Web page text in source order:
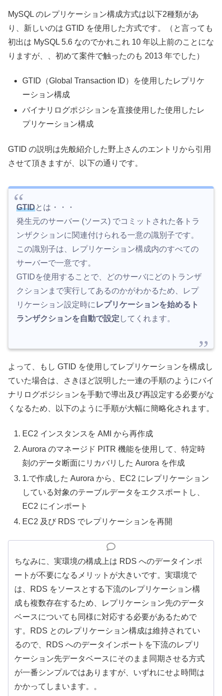
MySQL のレプリケーション構成方式は以下2種類があ
り、新しいのは GTID を使用した方式です。（と言っても
初出は MySQL 5.6 なのでかれこれ 10 年以上前のことにな
りますが、、初めて案件で触ったのも 2013 年でした）
GTID（Global Transaction ID）を使用したレプリケ
ーション構成
バイナリログポジションを直接使用した使用したレ
プリケーション構成
GTID の説明は先般紹介した野上さんのエントリから引用
させて頂きますが、以下の通りです。
GTIDとは・・・
発生元のサーバー (ソース) でコミットされた各トラ
ンザクションに関連付けられる一意の識別子です。
この識別子は、レプリケーション構成内のすべての
サーバーで一意です。
GTIDを使用することで、どのサーバにどのトランザ
クションまで実行してあるのかがわかるため、レプ
リケーション設定時に レプリケーションを始める ト
ランザクションを自動で設定 してくれます。
よって、もし GTID を使用してレプリケーションを構成し
ていた場合は、さきほど説明した一連の手順のようにバイ
ナリログポジションを手動で導出及び再設定する必要がな
くなるため、以下のように手順が大幅に簡略化されます。
EC2 インスタンスを AMI から再作成
Aurora のマネージド PITR 機能を使用して、特定時
刻のデータ断面にリカバリした Aurora を作成
1.で作成した Aurora から、EC2 にレプリケーション
している対象のテーブルデータをエクスポートし、
EC2 にインポート
EC2 及び RDS でレプリケーションを再開
ちなみに、実環境の構成上は RDS へのデータインポ
ートが不要になるメリットが大きいです。実環境で
は、RDS をソースとする下流のレプリケーション構
成も複数存在するため、レプリケーション先のデータ
ベースについても同様に対応する必要があるためで
す。RDS とのレプリケーション構成は維持されてい
るので、RDS へのデータインポートを下流のレプリ
ケーション先データベースにそのまま同期させる方式
が一番シンプルではありますが、いずれにせよ時間は
かかってしまいます。。